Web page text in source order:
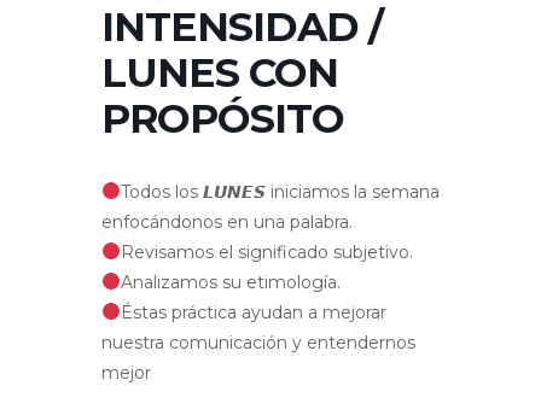
INTENSIDAD /
LUNES CON
PROPÓSITO
Todos los 𝙇𝙐𝙉𝙀𝙎 iniciamos la semana
enfocándonos en una palabra.
Revisamos el significado subjetivo.
Analizamos su etimología.
Éstas práctica ayudan a mejorar
nuestra comunicación y entendernos
mejor